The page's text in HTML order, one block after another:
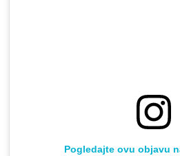
Pogledajte ovu objavu